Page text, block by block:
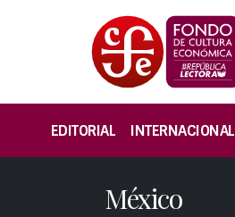
EDITORIAL INTERNACIONAL
México